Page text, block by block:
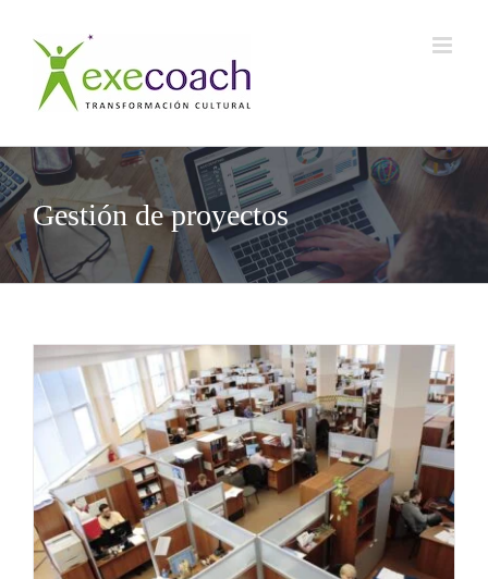
contenido
Gestión de proyectos